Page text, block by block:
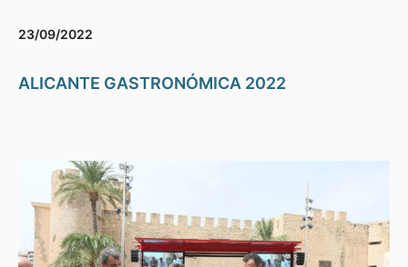
23/09/2022
ALICANTE GASTRONÓMICA 2022